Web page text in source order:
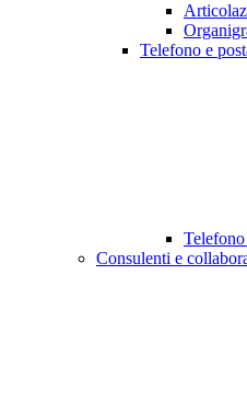
Telefono e
Telefono
Consulenti e